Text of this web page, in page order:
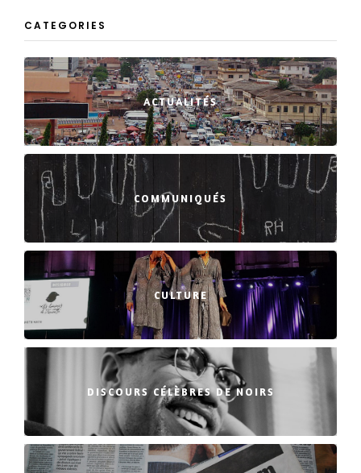
CATEGORIES
ACTUALITÉS
COMMUNIQUÉS
CULTURE
DISCOURS CÉLÈBRES DE NOIRS